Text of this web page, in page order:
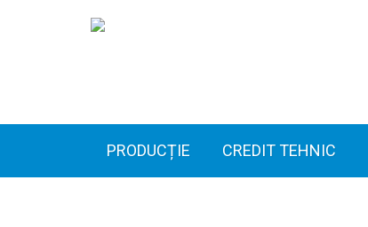
PRODUCȚIE CREDIT TEHNIC